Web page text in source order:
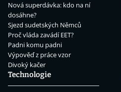
Nová superdávka: kdo na ní
dosáhne?
Sjezd sudetských Němců
Proč vláda zavádí EET?
Padni komu padni
Výpověď z práce vzor
Divoký kačer
Technologie